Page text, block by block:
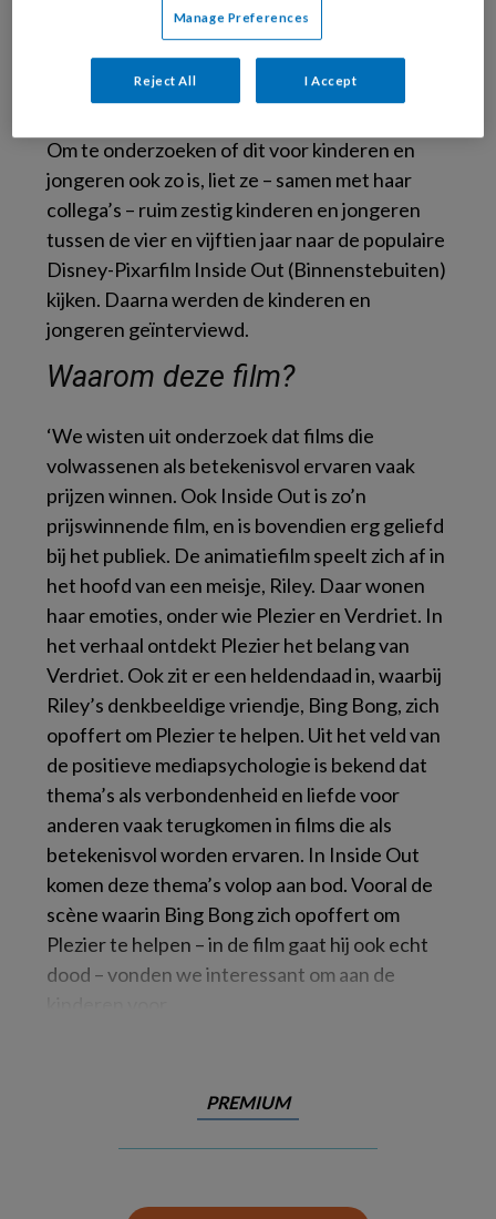
films kunnen soms tot nieuwe inzichten leiden.’
Inside Outmaakt emoties voor de kijker
superconcreet
Om te onderzoeken of dit voor kinderen en
jongeren ook zo is, liet ze – samen met haar
collega’s – ruim zestig kinderen en jongeren
tussen de vier en vijftien jaar naar de populaire
Disney-Pixarfilm Inside Out (Binnenstebuiten)
kijken. Daarna werden de kinderen en
jongeren geïnterviewd.
Waarom deze film?
‘We wisten uit onderzoek dat films die
volwassenen als betekenisvol ervaren vaak
prijzen winnen. Ook Inside Outis zo’n
prijswinnende film, en is bovendien erg geliefd
bij het publiek. De animatiefilm speelt zich af in
het hoofd van een meisje, Riley. Daar wonen
haar emoties, onder wie Plezier en Verdriet. In
het verhaal ontdekt Plezier het belang van
Verdriet. Ook zit er een heldendaad in, waarbij
Riley’s denkbeeldige vriendje, Bing Bong, zich
opoffert om Plezier te helpen. Uit het veld van
de positieve mediapsychologie is bekend dat
thema’s als verbondenheid en liefde voor
anderen vaak terugkomen in films die als
betekenisvol worden ervaren. In Inside Out
komen deze thema’s volop aan bod. Vooral de
scène waarin Bing Bong zich opoffert om
Plezier te helpen – in de film gaat hij ook echt
dood – vonden we interessant om aan de
PREMIUM
Manage Preferences
Reject All I Accept